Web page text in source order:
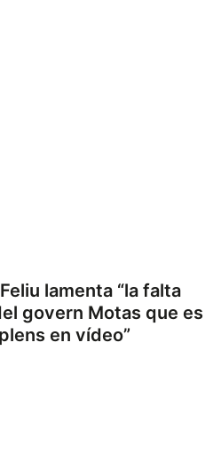
lamenta “la falta
govern Motas que es
en vídeo”